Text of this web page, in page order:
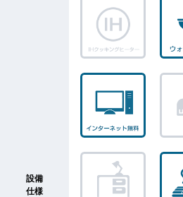
設備
仕様